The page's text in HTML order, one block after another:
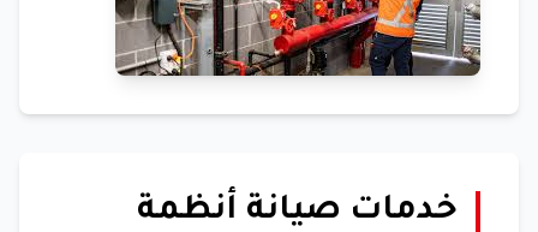
خدمات صيانة أنظمة